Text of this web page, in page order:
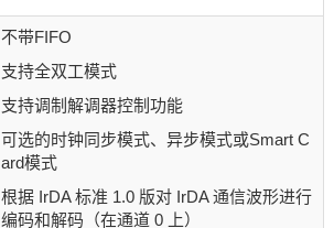
不带FIFO
支持全双工模式
支持调制解调器控制功能
可选的时钟同步模式、异步模式或Smart C
ard模式
根据 IrDA 标准 1.0 版对 IrDA 通信波形进行
编码和解码（在通道 0 上）